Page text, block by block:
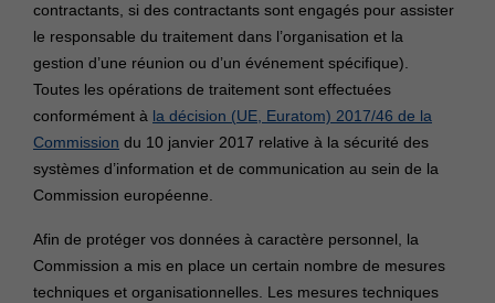
contractants, si des contractants sont engagés pour assister
le responsable du traitement dans l’organisation et la
gestion d’une réunion ou d’un événement spécifique).
Toutes les opérations de traitement sont effectuées
conformément à la décision (UE, Euratom) 2017/46 de la
Commission du 10 janvier 2017 relative à la sécurité des
systèmes d’information et de communication au sein de la
Commission européenne.
Afin de protéger vos données à caractère personnel, la
Commission a mis en place un certain nombre de mesures
techniques et organisationnelles. Les mesures techniques